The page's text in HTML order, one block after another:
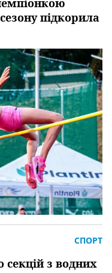
підкорила
секцій з водних
СПОРТ